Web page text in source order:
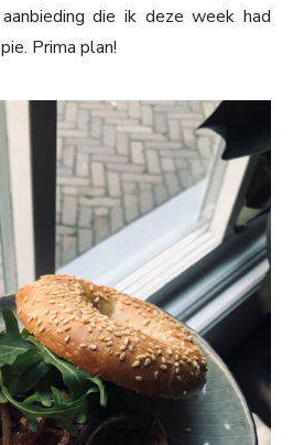
die ik deze week had
Prima plan!